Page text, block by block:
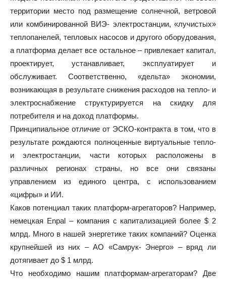
территории место под размещение солнечной, ветровой
или комбинированной ВИЭ- электростанции, «лучистых»
теплопанелей, тепловых насосов и другого оборудования,
а платформа делает все остальное – привлекает капитал,
проектирует, устанавливает, эксплуатирует и
обслуживает. Соответственно, «дельта» экономии,
возникающая в результате снижения расходов на тепло- и
электроснабжение структурируется на скидку для
потребителя и на доход платформы.
Принципиальное отличие от ЭСКО-контракта в том, что в
результате рождаются полноценные виртуальные тепло-
и электростанции, части которых расположены в
различных регионах страны, но все они связаны
управлением из единого центра, с использованием
«цифры» и ИИ.
Каков потенциал таких платформ-агрегаторов? Например,
немецкая Enpal – компания с капитализацией более $ 2
млрд. Много в нашей энергетике таких компаний? Оценка
крупнейшей из них – АО «Самрук- Энерго» – вряд ли
дотягивает до $ 1 млрд.
Что необходимо нашим платформам-агрегаторам? Две